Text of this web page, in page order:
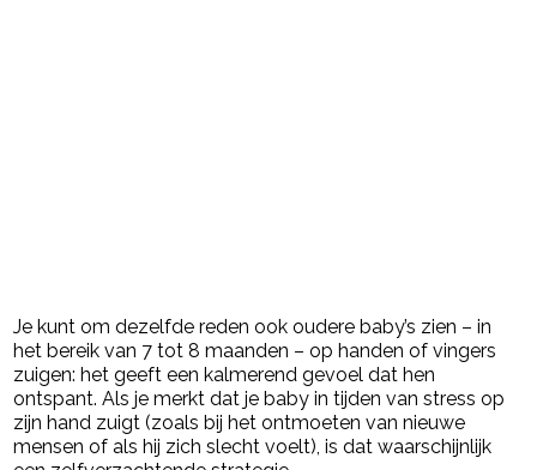
Je kunt om dezelfde reden ook oudere baby’s zien – in
het bereik van 7 tot 8 maanden – op handen of vingers
zuigen: het geeft een kalmerend gevoel dat hen
ontspant. Als je merkt dat je baby in tijden van stress op
zijn hand zuigt (zoals bij het ontmoeten van nieuwe
mensen of als hij zich slecht voelt), is dat waarschijnlijk